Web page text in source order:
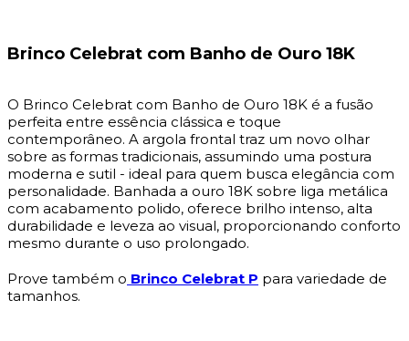
Brinco Celebrat com Banho de Ouro 18K
O Brinco Celebrat com Banho de Ouro 18K é a fusão
perfeita entre essência clássica e toque
contemporâneo. A argola frontal traz um novo olhar
sobre as formas tradicionais, assumindo uma postura
moderna e sutil - ideal para quem busca elegância com
personalidade. Banhada a ouro 18K sobre liga metálica
com acabamento polido, oferece brilho intenso, alta
durabilidade e leveza ao visual, proporcionando conforto
mesmo durante o uso prolongado.
Prove também o Brinco Celebrat P para variedade de
tamanhos.